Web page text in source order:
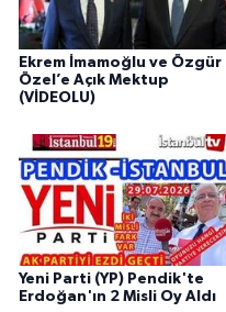
Ekrem İmamoğlu ve Özgür
Özel’e Açık Mektup
(VİDEOLU)
Yeni Parti (YP) Pendik'te
Erdoğan'ın 2 Misli Oy Aldı